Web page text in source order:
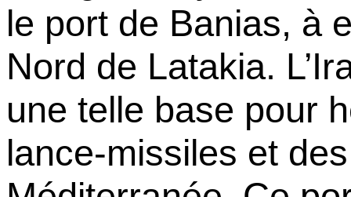
le port de Banias, à
Nord de Latakia.
une telle base pour
lance-missiles et